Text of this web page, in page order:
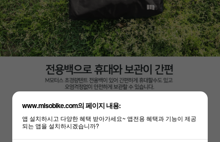
www.misobike.com의 페이지 내용:
앱 설치하시고 다양한 혜택 받아가세요~ 앱전용 혜택과 기능이 제공
되는 앱을 설치하시겠습니까?